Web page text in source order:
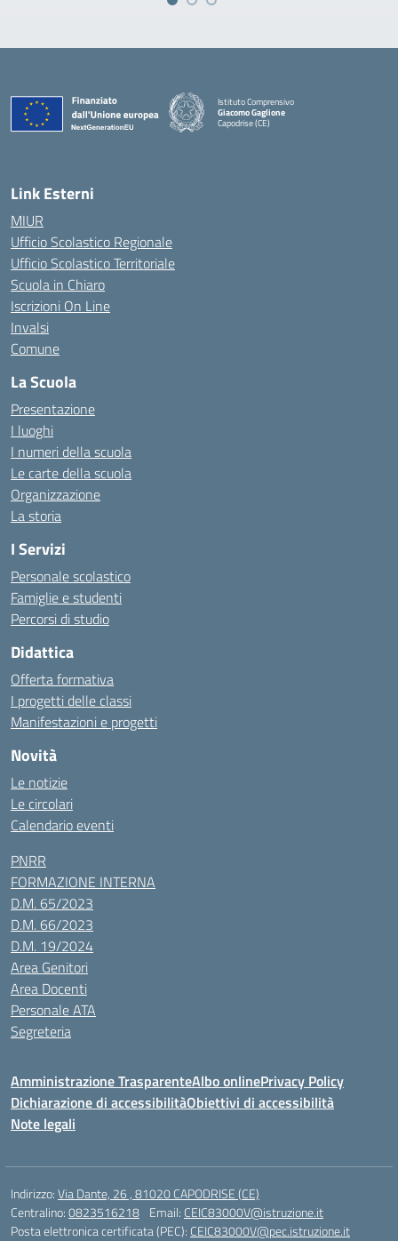
Istituto Comprensivo
Giacomo Gaglione
Capodrise (CE)
— Visita la pagina iniziale della scuola
Link Esterni
MIUR
Ufficio Scolastico Regionale
Ufficio Scolastico Territoriale
Scuola in Chiaro
Iscrizioni On Line
Invalsi
Comune
La Scuola
Presentazione
I luoghi
I numeri della scuola
Le carte della scuola
Organizzazione
La storia
I Servizi
Personale scolastico
Famiglie e studenti
Percorsi di studio
Didattica
Offerta formativa
I progetti delle classi
Manifestazioni e progetti
Novità
Le notizie
Le circolari
Calendario eventi
PNRR
FORMAZIONE INTERNA
D.M. 65/2023
D.M. 66/2023
D.M. 19/2024
Area Genitori
Area Docenti
Personale ATA
Segreteria
Amministrazione TrasparenteAlbo onlinePrivacy Policy
Dichiarazione di accessibilitàObiettivi di accessibilità
Note legali
Indirizzo:Via Dante, 26 , 81020 CAPODRISE (CE)
Centralino:0823516218 Email: CEIC83000V@istruzione.it
Posta elettronica certificata (PEC): CEIC83000V@pec.istruzione.it